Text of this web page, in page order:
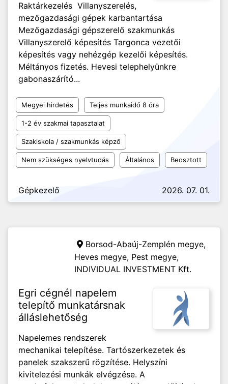
Raktárkezelés Villanyszerelés,
mezőgazdasági gépek karbantartása
Mezőgazdasági gépszerelő szakmunkás
Villanyszerelő képesítés Targonca vezetői
képesítés vagy nehézgép kezelői képesítés.
Méltányos fizetés. Hevesi telephelyünkre
gabonaszárító...
Megyei hirdetés Teljes munkaidő 8 óra
1-2 év szakmai tapasztalat
Szakiskola / szakmunkás képző
Nem szükséges nyelvtudás Általános Beosztott
Gépkezelő 2026. 07. 01.
Borsod-Abaúj-Zemplén megye,
Heves megye, Pest megye,
INDIVIDUAL INVESTMENT Kft.
Egri cégnél napelem
telepítő munkatársnak
álláslehetőség
Napelemes rendszerek
mechanikai telepítése. Tartószerkezetek és
panelek szakszerű rögzítése. Helyszíni
kivitelezési munkák elvégzése. A